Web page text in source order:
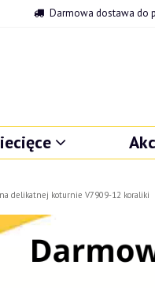
Darmowa dostawa do
delikatnej koturnie V7909-12 koraliki